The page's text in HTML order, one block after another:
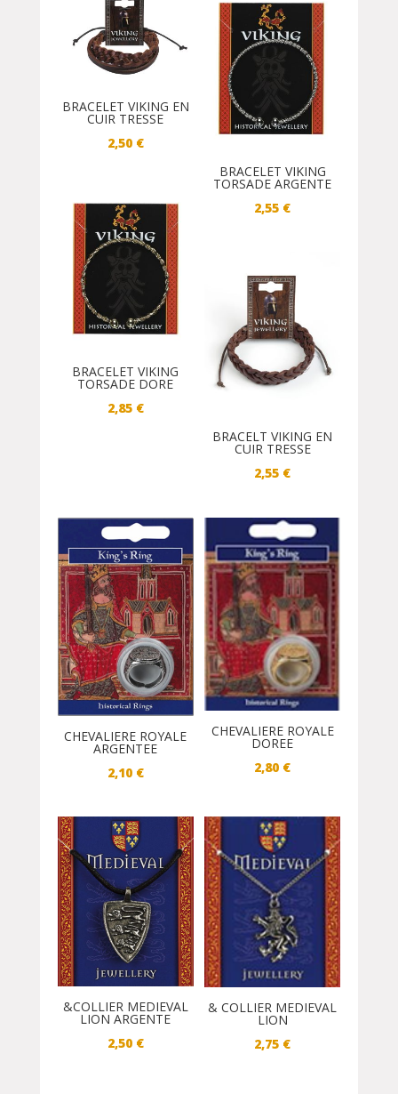
BRACELET VIKING EN
CUIR TRESSE
2,50 €
BRACELET VIKING
TORSADE ARGENTE
2,55 €
BRACELET VIKING
TORSADE DORE
2,85 €
BRACELT VIKING EN
CUIR TRESSE
2,55 €
CHEVALIERE ROYALE
ARGENTEE
2,10 €
CHEVALIERE ROYALE
DOREE
2,80 €
&COLLIER MEDIEVAL
LION ARGENTE
2,50 €
& COLLIER MEDIEVAL
LION
2,75 €